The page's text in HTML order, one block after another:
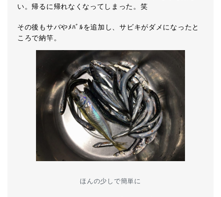
い。帰るに帰れなくなってしまった。笑
その後もサバやﾒﾊﾞﾙを追加し、サビキがダメになったと
ころで納竿。
ほんの少しで簡単に